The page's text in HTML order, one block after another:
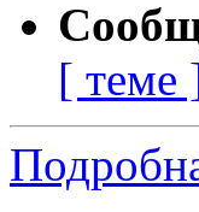
[ теме